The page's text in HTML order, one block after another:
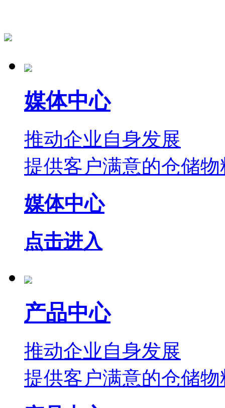
媒体中心
推动企业自身发展
提供客户满意的仓储
媒体中心
点击进入
产品中心
推动企业自身发展
提供客户满意的仓储